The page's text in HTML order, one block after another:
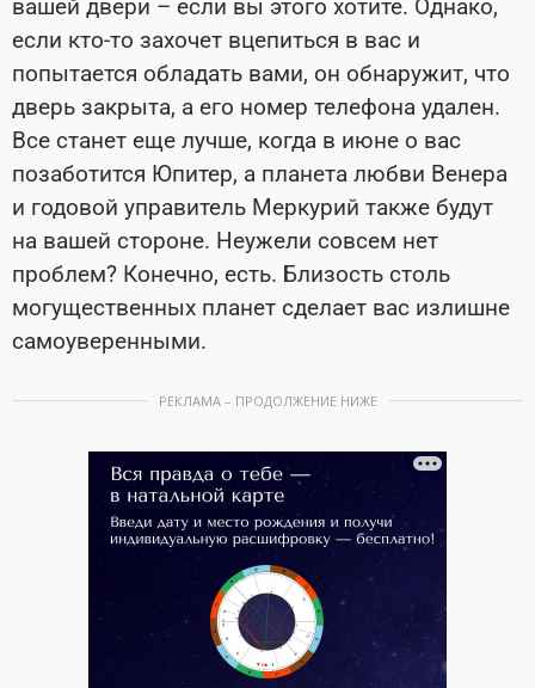
вашей двери – если вы этого хотите. Однако,
если кто-то захочет вцепиться в вас и
попытается обладать вами, он обнаружит, что
дверь закрыта, а его номер телефона удален.
Все станет еще лучше, когда в июне о вас
позаботится Юпитер, а планета любви Венера
и годовой управитель Меркурий также будут
на вашей стороне. Неужели совсем нет
проблем? Конечно, есть. Близость столь
могущественных планет сделает вас излишне
самоуверенными.
РЕКЛАМА – ПРОДОЛЖЕНИЕ НИЖЕ